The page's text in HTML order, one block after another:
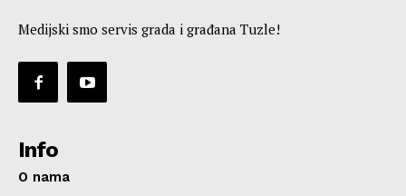
Medijski smo servis grada i građana Tuzle!
Info
O nama